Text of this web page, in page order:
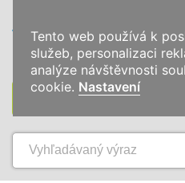
Tento web používá k
služeb, personalizaci
analýze návštěvnosti
cookie. Nastavení